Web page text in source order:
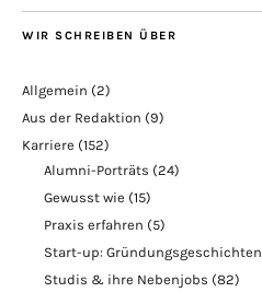
WIR SCHREIBEN ÜBER
Allgemein (2)
Aus der Redaktion (9)
Karriere (152)
Alumni-Porträts (24)
Gewusst wie (15)
Praxis erfahren (5)
Start-up: Gründungsgeschichten
Studis & ihre Nebenjobs (82)